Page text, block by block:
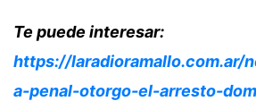
Te puede interesar:
https://laradioramallo.com.ar/
a-penal-otorgo-el-arresto-